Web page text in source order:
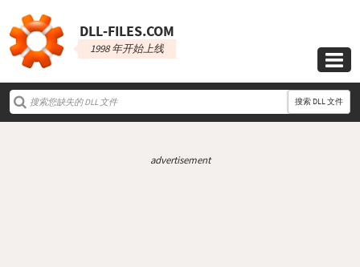
DLL‑FILES.COM
1998 年开始上线

搜索 DLL 文件
advertisement